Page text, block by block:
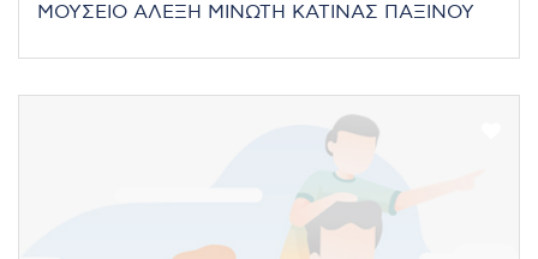
ΜΟΥΣΕΙΟ ΑΛΕΞΗ ΜΙΝΩΤΗ ΚΑΤΙΝΑΣ ΠΑΞΙΝΟΥ